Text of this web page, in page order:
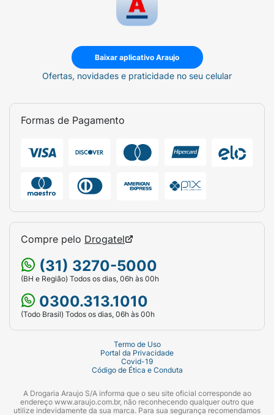
15 segundos (retirando da embalagem) para
uma experiência de chocolate branco
Ficha Técnica:
Marca: BOLD.
Proteína por Porção:10g.
Tipo de Produto:
Barra de Proteína / Snack
Crocante.
Baixar aplicativo Araujo
Ofertas, novidades e praticidade no seu celular
Formas de Pagamento
Compre pelo Drogatel
(31) 3270-5000
(BH e Região) Todos os dias, 06h às 00h
0300.313.1010
(Todo Brasil) Todos os dias, 06h às 00h
Termo de Uso
Portal da Privacidade
Covid-19
Código de Ética e Conduta
A Drogaria Araujo S/A informa que o seu site oficial corresponde ao
endereço www.araujo.com.br, não reconhecendo qualquer outro que
utilize indevidamente da sua marca. Para sua segurança recomendamos